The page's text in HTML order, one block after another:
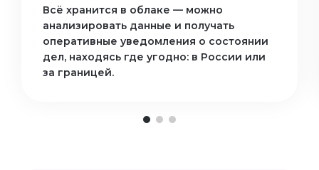
Всё хранится в облаке — можно
анализировать данные и получать
оперативные уведомления о состоянии
дел, находясь где угодно: в России или
за границей.